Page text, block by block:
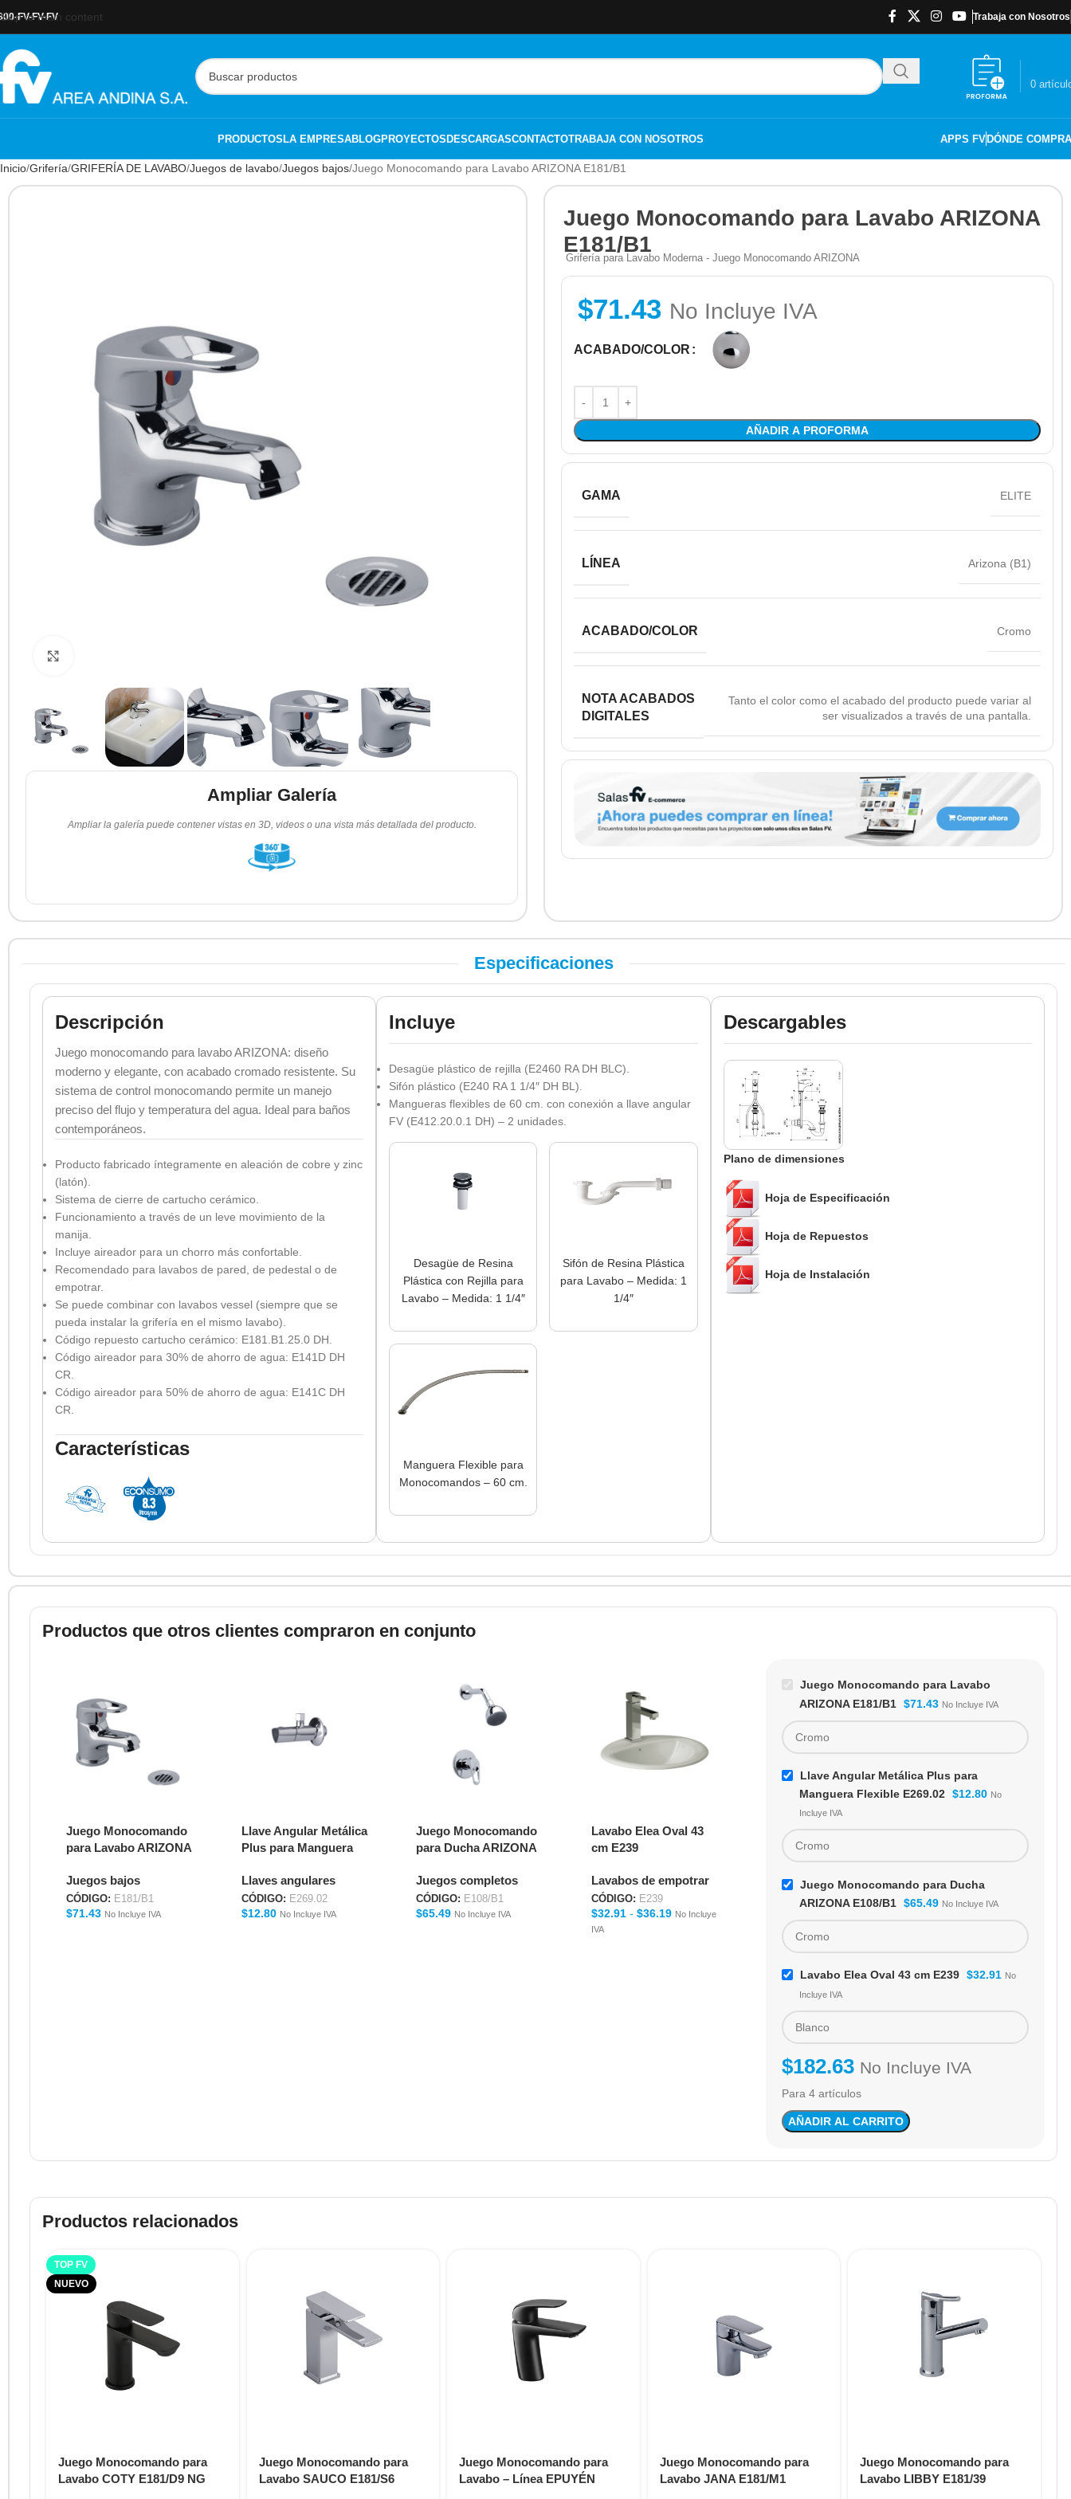
Skip to main content
FV-FV-FV Trabaja con Nosotros
0
PRODUCTOSLA EMPRESABLOGPROYECTOSDESCARGASCONTACTOTRABAJA CON NOSOTROS APPS FVDÓNDE
Inicio Grifería GRIFERÍA DE LAVABO Juegos de lavabo Juegos bajos Juego Monocomando para Lavabo ARIZONA E181/B1
Ampliar Galería
Ampliar la galería puede contener vistas en 3D, videos o una vista más detallada del producto.
Juego Monocomando para Lavabo ARIZONA
E181/B1
Grifería para Lavabo Moderna - Juego Monocomando ARIZONA
$71.43 No Incluye IVA
ACABADO/COLOR
AÑADIR A PROFORMA
GAMA ELITE
LÍNEA Arizona (B1)
ACABADO/COLOR Cromo
NOTA ACABADOS
DIGITALES
Tanto el color como el acabado del producto puede variar al
ser visualizados a través de una pantalla.
Especificaciones
Descripción
Juego monocomando para lavabo ARIZONA: diseño
moderno y elegante, con acabado cromado resistente. Su
sistema de control monocomando permite un manejo
preciso del flujo y temperatura del agua. Ideal para baños
contemporáneos.
Producto fabricado íntegramente en aleación de cobre y zinc
(latón).
Sistema de cierre de cartucho cerámico.
Funcionamiento a través de un leve movimiento de la
manija.
Incluye aireador para un chorro más confortable.
Recomendado para lavabos de pared, de pedestal o de
empotrar.
Se puede combinar con lavabos vessel (siempre que se
pueda instalar la grifería en el mismo lavabo).
Código repuesto cartucho cerámico: E181.B1.25.0 DH.
Código aireador para 30% de ahorro de agua: E141D DH
CR.
Código aireador para 50% de ahorro de agua: E141C DH
CR.
Características
Incluye
Desagüe plástico de rejilla (E2460 RA DH BLC).
Sifón plástico (E240 RA 1 1/4″ DH BL).
Mangueras flexibles de 60 cm. con conexión a llave angular
FV (E412.20.0.1 DH) – 2 unidades.
Desagüe de Resina
Plástica con Rejilla para
Lavabo – Medida: 1 1/4″
Sifón de Resina Plástica
para Lavabo – Medida: 1
1/4″
Manguera Flexible para
Monocomandos – 60 cm.
Descargables
Plano de dimensiones
Hoja de Especificación
Hoja de Repuestos
Hoja de Instalación
Productos que otros clientes compraron en conjunto
Juego Monocomando
para Lavabo ARIZONA
Juegos bajos
CÓDIGO: E181/B1
$71.43 No Incluye IVA
Llave Angular Metálica
Plus para Manguera
Llaves angulares
CÓDIGO: E269.02
$12.80 No Incluye IVA
Juego Monocomando
para Ducha ARIZONA
Juegos completos
CÓDIGO: E108/B1
$65.49 No Incluye IVA
Lavabo Elea Oval 43
cm E239
Lavabos de empotrar
CÓDIGO: E239
$32.91 - $36.19 No Incluye
IVA
Juego Monocomando para Lavabo
ARIZONA E181/B1 $71.43 No Incluye IVA
Llave Angular Metálica Plus para
Manguera Flexible E269.02 $12.80 No
Incluye IVA
Juego Monocomando para Ducha
ARIZONA E108/B1 $65.49 No Incluye IVA
Lavabo Elea Oval 43 cm E239 $32.91 No
Incluye IVA
$182.63 No Incluye IVA
Para 4 artículos
AÑADIR AL CARRITO
Productos relacionados
TOP FV
NUEVO
Juego Monocomando para
Lavabo COTY E181/D9 NG
Juego Monocomando para
Lavabo SAUCO E181/S6
Juego Monocomando para
Lavabo – Línea EPUYÉN
Juego Monocomando para
Lavabo JANA E181/M1
Juego Monocomando para
Lavabo LIBBY E181/39